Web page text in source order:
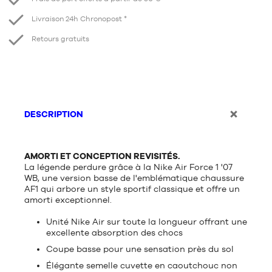
Livraison 24h Chronopost *
Retours gratuits
DESCRIPTION
AMORTI ET CONCEPTION REVISITÉS.
La légende perdure grâce à la Nike Air Force 1 '07
WB, une version basse de l'emblématique chaussure
AF1 qui arbore un style sportif classique et offre un
amorti exceptionnel.
Unité Nike Air sur toute la longueur offrant une
excellente absorption des chocs
Coupe basse pour une sensation près du sol
Élégante semelle cuvette en caoutchouc non